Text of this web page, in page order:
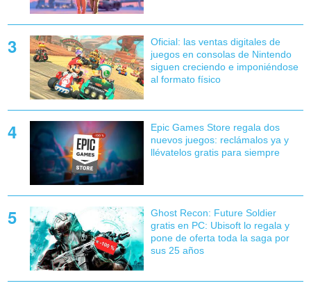
Oficial: las ventas digitales de
juegos en consolas de Nintendo
siguen creciendo e imponiéndose
al formato físico
Epic Games Store regala dos
nuevos juegos: reclámalos ya y
llévatelos gratis para siempre
Ghost Recon: Future Soldier
gratis en PC: Ubisoft lo regala y
pone de oferta toda la saga por
sus 25 años